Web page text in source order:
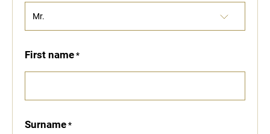
First name
Surname